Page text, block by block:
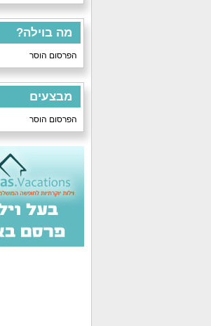
מה בוילה?
הפרסום הוסר
מבצעים
הפרסום הוסר